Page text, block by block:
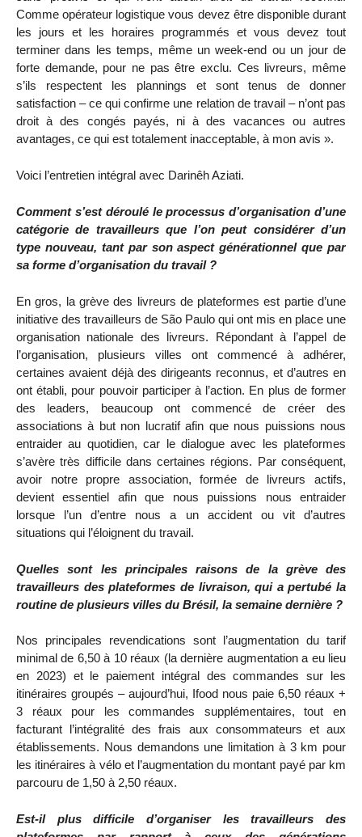
Comme opérateur logistique vous devez être disponible durant
les jours et les horaires programmés et vous devez tout
terminer dans les temps, même un week-end ou un jour de
forte demande, pour ne pas être exclu. Ces livreurs, même
s’ils respectent les plannings et sont tenus de donner
satisfaction – ce qui confirme une relation de travail – n’ont pas
droit à des congés payés, ni à des vacances ou autres
avantages, ce qui est totalement inacceptable, à mon avis ».
Voici l’entretien intégral avec Darinêh Aziati.
Comment s’est déroulé le processus d’organisation d’une
catégorie de travailleurs que l’on peut considérer d’un
type nouveau, tant par son aspect générationnel que par
sa forme d’organisation du travail ?
En gros, la grève des livreurs de plateformes est partie d’une
initiative des travailleurs de São Paulo qui ont mis en place une
organisation nationale des livreurs. Répondant à l’appel de
l’organisation, plusieurs villes ont commencé à adhérer,
certaines avaient déjà des dirigeants reconnus, et d’autres en
ont établi, pour pouvoir participer à l’action. En plus de former
des leaders, beaucoup ont commencé de créer des
associations à but non lucratif afin que nous puissions nous
entraider au quotidien, car le dialogue avec les plateformes
s’avère très difficile dans certaines régions. Par conséquent,
avoir notre propre association, formée de livreurs actifs,
devient essentiel afin que nous puissions nous entraider
lorsque l’un d’entre nous a un accident ou vit d’autres
situations qui l’éloignent du travail.
Quelles sont les principales raisons de la grève des
travailleurs des plateformes de livraison, qui a pertubé la
routine de plusieurs villes du Brésil, la semaine dernière ?
Nos principales revendications sont l’augmentation du tarif
minimal de 6,50 à 10 réaux (la dernière augmentation a eu lieu
en 2023) et le paiement intégral des commandes sur les
itinéraires groupés – aujourd’hui, Ifood nous paie 6,50 réaux +
3 réaux pour les commandes supplémentaires, tout en
facturant l’intégralité des frais aux consommateurs et aux
établissements. Nous demandons une limitation à 3 km pour
les itinéraires à vélo et l’augmentation du montant payé par km
parcouru de 1,50 à 2,50 réaux.
Est-il plus difficile d’organiser les travailleurs des